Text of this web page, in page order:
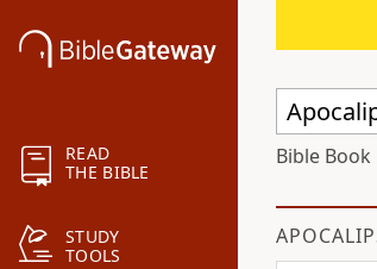
READ
THE BIBLE
STUDY
TOOLS
Bible Book